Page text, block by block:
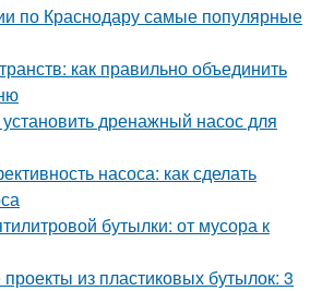
по Краснодару самые популярные
как правильно объединить
дренажный насос для
насоса: как сделать
бутылки: от мусора к
из пластиковых бутылок: 3